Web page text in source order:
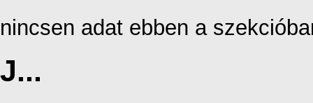
nincsen adat ebben a
J...